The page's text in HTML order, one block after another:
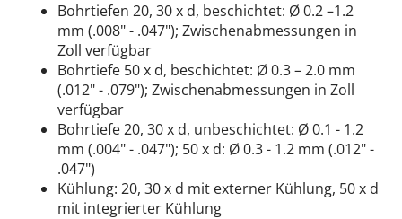
Bohrtiefen 20, 30 x d, beschichtet: Ø 0.2 –1.2
mm (.008" - .047"); Zwischenabmessungen in
Zoll verfügbar
Bohrtiefe 50 x d, beschichtet: Ø 0.3 – 2.0 mm
(.012" - .079"); Zwischenabmessungen in Zoll
verfügbar
Bohrtiefe 20, 30 x d, unbeschichtet: Ø 0.1 - 1.2
mm (.004" - .047"); 50 x d: Ø 0.3 - 1.2 mm (.012" -
.047")
Kühlung: 20, 30 x d mit externer Kühlung, 50 x d
mit integrierter Kühlung